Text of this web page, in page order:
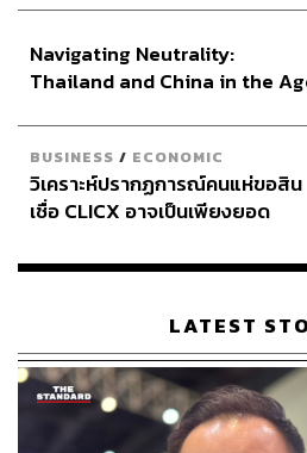
“การเพิ่มระบบ Core Banking เข้
หัวใจอีกดวงเข้าไป และตัดต่อเส้น
เฉพาะหัวใจดวงที่ 1 หรือ Core
เลี้ยงหัวใจดวงที่ 2 หรือ Core
เพียงเท่านั้น ยังติดตั้ง ‘สมอง’ เพิ่มเ
นพวรรณบอกว่า 4 หัวใจหลักที่ทำ
ร่วมกันของบุคลากรกว่า 1,000 คน
Goal’ โดยมีการจัดตั้งทีม ‘Business
สะพานเชื่อมการทำงานของทั้งสอง
Agent’ ดูแลและบริการจัดการ 183
ทำงานสอดคล้องไปกับแผนงานของ
Navigating Neutrality:
Thailand and China in the
BUSINESS / ECONOMIC
วิเคราะห์ปรากฏการณ์คนแห่ขอสิน
เชื่อ CLICX อาจเป็นเพียงยอด
เรือนไทยที่ถูกซุกไว้
LATEST